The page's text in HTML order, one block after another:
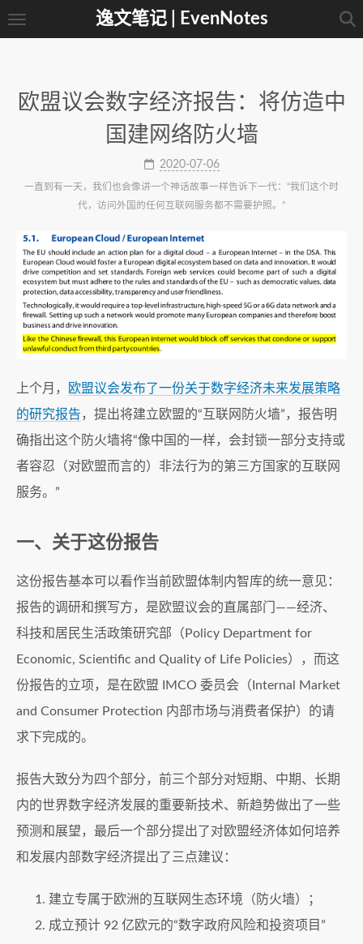
逸文笔记 | EvenNotes
欧盟议会数字经济报告：将仿造中
国建网络防火墙
2020-07-06
一直到有一天，我们也会像讲一个神话故事一样告诉下一代：“我们这个时
代，访问外国的任何互联网服务都不需要护照。”
上个月，
欧盟议会发布了一份关于数字经济未来发展策略
的研究报告 ，提出将建立欧盟的“互联网防火墙”，报告明
确指出这个防火墙将“像中国的一样，会封锁一部分支持或
者容忍（对欧盟而言的）非法行为的第三方国家的互联网
服务。”
一、关于这份报告
这份报告基本可以看作当前欧盟体制内智库的统一意见：
报告的调研和撰写方，是欧盟议会的直属部门——经济、
科技和居民生活政策研究部（Policy Department for
Economic, Scientific and Quality of Life Policies），而这
份报告的立项，是在欧盟 IMCO 委员会（Internal Market
and Consumer Protection 内部市场与消费者保护）的请
求下完成的。
报告大致分为四个部分，前三个部分对短期、中期、长期
内的世界数字经济发展的重要新技术、新趋势做出了一些
预测和展望，最后一个部分提出了对欧盟经济体如何培养
和发展内部数字经济提出了三点建议：
建立专属于欧洲的互联网生态环境（防火墙）；
成立预计 92 亿欧元的“数字政府风险和投资项目”